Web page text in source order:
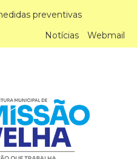
preventivas
Notícias
Webmail